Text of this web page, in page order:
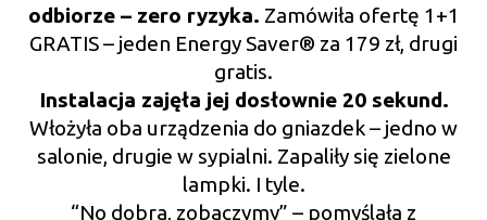
odbiorze – zero ryzyka. Zamówiła ofertę 1+1
GRATIS – jeden Energy Saver® za 179 zł, drugi
gratis.
Instalacja zajęła jej dosłownie 20 sekund.
Włożyła oba urządzenia do gniazdek – jedno w
salonie, drugie w sypialni. Zapaliły się zielone
lampki. I tyle.
“No dobra, zobaczymy” – pomyślała z